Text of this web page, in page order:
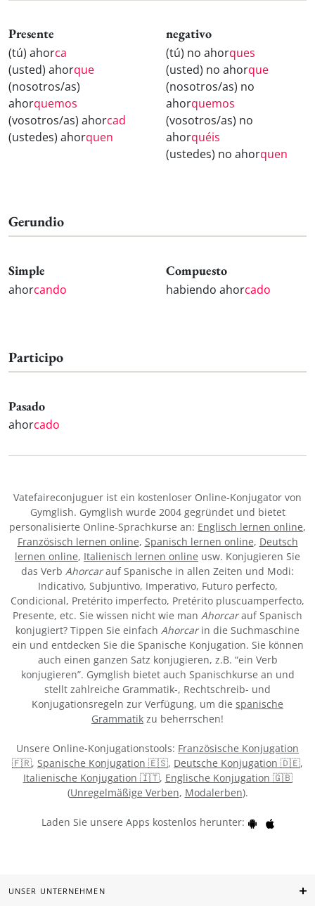
Presente
(tú) ahorca
(usted) ahorque
(nosotros/as)
ahorquemos
(vosotros/as) ahorcad
(ustedes) ahorquen
negativo
(tú) no ahorques
(usted) no ahorque
(nosotros/as) no
ahorquemos
(vosotros/as) no
ahorquéis
(ustedes) no ahorquen
Gerundio
Simple
ahorcando
Compuesto
habiendo ahorcado
Participo
Pasado
ahorcado
Vatefaireconjuguer ist ein kostenloser Online-Konjugator von
Gymglish. Gymglish wurde 2004 gegründet und bietet
personalisierte Online-Sprachkurse an: Englisch lernen online,
Französisch lernen online, Spanisch lernen online, Deutsch
lernen online, Italienisch lernen online usw. Konjugieren Sie
das Verb Ahorcarauf Spanische in allen Zeiten und Modi:
Indicativo, Subjuntivo, Imperativo, Futuro perfecto,
Condicional, Pretérito imperfecto, Pretérito pluscuamperfecto,
Presente, etc. Sie wissen nicht wie man Ahorcarauf Spanisch
konjugiert? Tippen Sie einfach Ahorcarin die Suchmaschine
ein und entdecken Sie die Spanische Konjugation. Sie können
auch einen ganzen Satz konjugieren, z.B. “ein Verb
konjugieren”. Gymglish bietet auch Spanischkurse an und
stellt zahlreiche Grammatik-, Rechtschreib- und
Konjugationsregeln zur Verfügung, um die spanische
Grammatik zu beherrschen!
Unsere Online-Konjugationstools: Französische Konjugation
🇫🇷, Spanische Konjugation 🇪🇸, Deutsche Konjugation 🇩🇪,
Italienische Konjugation 🇮🇹, Englische Konjugation 🇬🇧
(Unregelmäßige Verben, Modalerben).
Laden Sie unsere Apps kostenlos herunter:
UNSER UNTERNEHMEN